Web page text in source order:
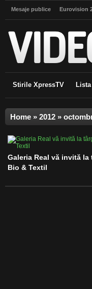
Mesaje publice Eurovision
Stirile XpressTV
Home » 2012 »
Galeria Real vă invită la
Bio & Textil